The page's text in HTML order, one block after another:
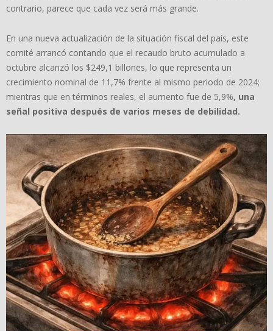
contrario, parece que cada vez será más grande.
En una nueva actualización de la situación fiscal del país, este
comité arrancó contando que el recaudo bruto acumulado a
octubre alcanzó los $249,1 billones, lo que representa un
crecimiento nominal de 11,7% frente al mismo periodo de 2024;
mientras que en términos reales, el aumento fue de 5,9%, una
señal positiva después de varios meses de debilidad.